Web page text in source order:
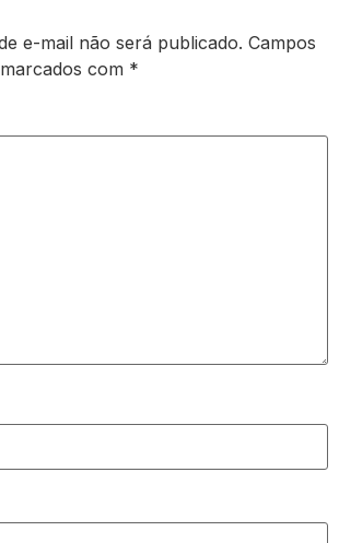
e-mail não será publicado. Campos
com *